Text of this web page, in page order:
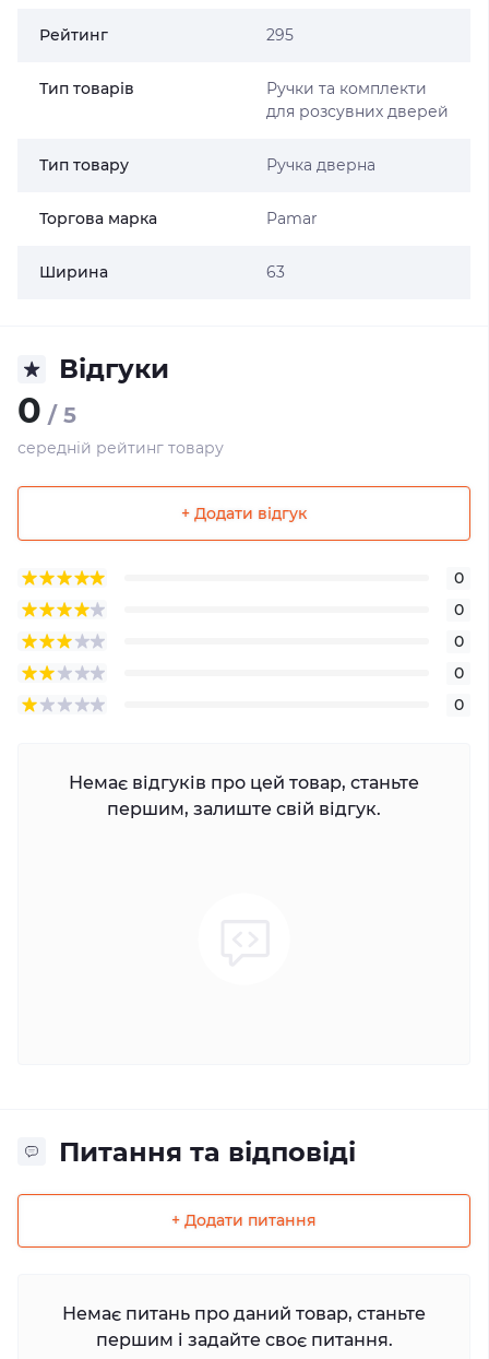
Рейтинг 295
Тип товарів
Ручки та комплекти
для розсувних дверей
Тип товару Ручка дверна
Торгова марка Pamar
Ширина 63
Відгуки
0 / 5
середній рейтинг товару
+ Додати відгук
0
0
0
0
0
Немає відгуків про цей товар, станьте
першим, залиште свій відгук.
Питання та відповіді
+ Додати питання
Немає питань про даний товар, станьте
першим і задайте своє питання.